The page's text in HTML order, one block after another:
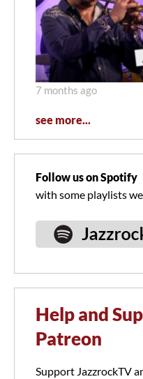
7 months ago
see more...
Follow us on Spotify
with some playlists
Help and
Patreon
Support JazzrockTV